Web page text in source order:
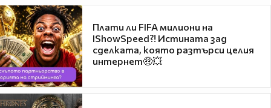
Плати ли FIFA милиони на
IShowSpeed?! Истината зад
сделката, която разтърси целия
интернет🤑💥